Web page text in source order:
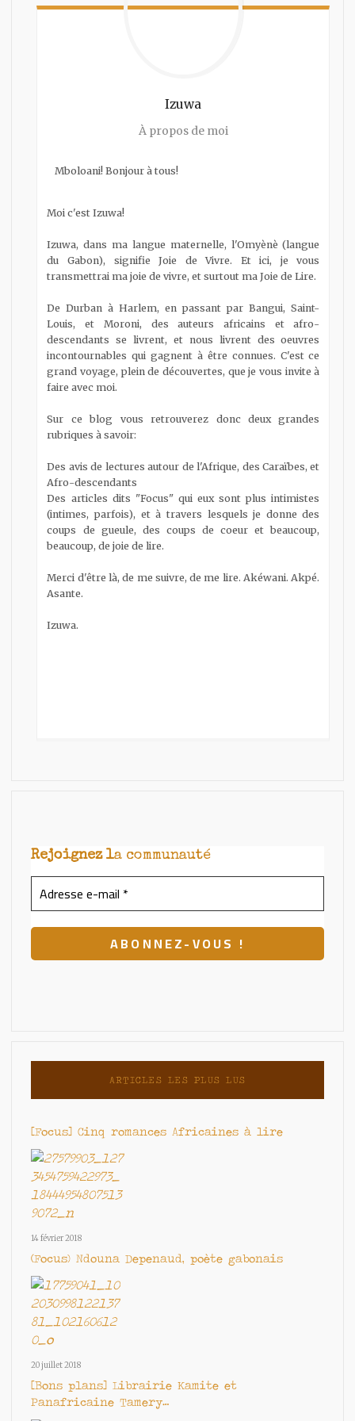
Izuwa
À propos de moi
Mboloani! Bonjour à tous!
Moi c'est Izuwa!
Izuwa, dans ma langue maternelle, l'Omyènè (langue
du Gabon), signifie Joie de Vivre. Et ici, je vous
transmettrai ma joie de vivre, et surtout ma Joie de Lire.
De Durban à Harlem, en passant par Bangui, Saint-
Louis, et Moroni, des auteurs africains et afro-
descendants se livrent, et nous livrent des oeuvres
incontournables qui gagnent à être connues. C'est ce
grand voyage, plein de découvertes, que je vous invite à
faire avec moi.
Sur ce blog vous retrouverez donc deux grandes
rubriques à savoir:
Des avis de lectures autour de l'Afrique, des Caraïbes, et
Afro-descendants
Des articles dits "Focus" qui eux sont plus intimistes
(intimes, parfois), et à travers lesquels je donne des
coups de gueule, des coups de coeur et beaucoup,
beaucoup, de joie de lire.
Merci d'être là, de me suivre, de me lire. Akéwani. Akpé.
Asante.
Izuwa.
Rejoignez la communauté
Adresse
e-
mail
*
ARTICLES LES PLUS LUS
[Focus] Cinq romances Africaines à lire
14 février 2018
(Focus) Ndouna Depenaud, poète gabonais
20 juillet 2018
[Bons plans] Librairie Kamite et
Panafricaine Tamery…